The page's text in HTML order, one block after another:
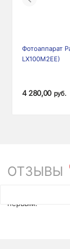
Фотоаппарат
LX100M2EE)
4 280,00 руб.
ОТЗЫВЫ
У этого товара
первым.